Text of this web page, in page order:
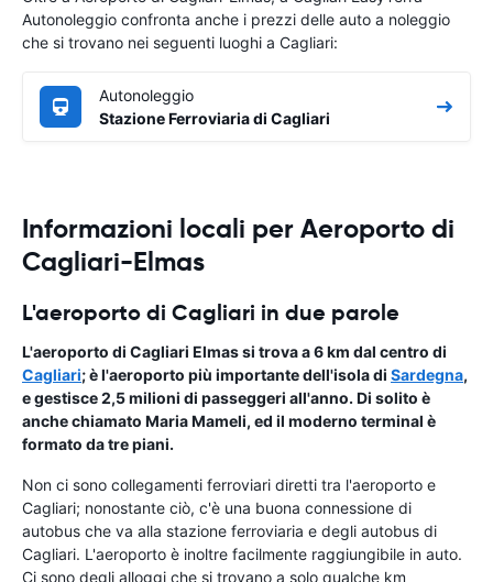
Autonoleggio confronta anche i prezzi delle auto a noleggio
che si trovano nei seguenti luoghi a Cagliari:
Autonoleggio
Stazione Ferroviaria di Cagliari
Informazioni locali per Aeroporto di
Cagliari-Elmas
L'aeroporto di Cagliari in due parole
L'aeroporto di Cagliari Elmas si trova a 6 km dal centro di
Cagliari; è l'aeroporto più importante dell'isola di Sardegna,
e gestisce 2,5 milioni di passeggeri all'anno. Di solito è
anche chiamato Maria Mameli, ed il moderno terminal è
formato da tre piani.
Non ci sono collegamenti ferroviari diretti tra l'aeroporto e
Cagliari; nonostante ciò, c'è una buona connessione di
autobus che va alla stazione ferroviaria e degli autobus di
Cagliari. L'aeroporto è inoltre facilmente raggiungibile in auto.
Ci sono degli alloggi che si trovano a solo qualche km